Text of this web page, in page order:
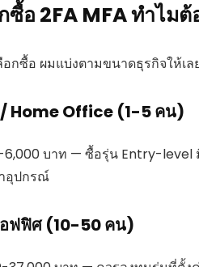
ซื้อ 2FA MFA ทำไม
อกซื้อ ผมแบ่งตามขนาดธุรกิจให้
/ Home Office (1-5 คน)
6,000 บาท — ซื้อรุ่น Entry-level
อุปกรณ์
อฟฟิศ (10-50 คน)